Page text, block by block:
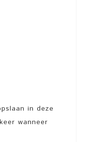
in deze
wanneer